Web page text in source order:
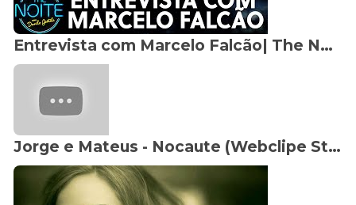
Entrevista com Marcelo Falcão| The Noite (26/06/19)
Jorge e Mateus - Nocaute (Webclipe Studio Vip)